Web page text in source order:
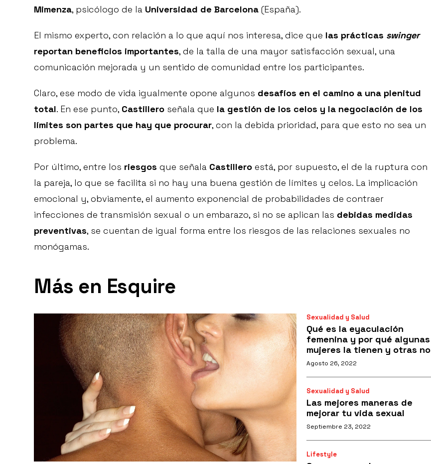
Mimenza, psicólogo de la Universidad de Barcelona (España).
El mismo experto, con relación a lo que aquí nos interesa, dice que las prácticas swinger
reportan beneficios importantes, de la talla de una mayor satisfacción sexual, una
comunicación mejorada y un sentido de comunidad entre los participantes.
Claro, ese modo de vida igualmente opone algunos desafíos en el camino a una plenitud
total. En ese punto, Castillero señala que la gestión de los celos y la negociación de los
límites son partes que hay que procurar, con la debida prioridad, para que esto no sea un
problema.
Por último, entre los riesgos que señala Castillero está, por supuesto, el de la ruptura con
la pareja, lo que se facilita si no hay una buena gestión de límites y celos. La implicación
emocional y, obviamente, el aumento exponencial de probabilidades de contraer
infecciones de transmisión sexual o un embarazo, si no se aplican las debidas medidas
preventivas, se cuentan de igual forma entre los riesgos de las relaciones sexuales no
monógamas.
Más en Esquire
Sexualidad y Salud
Qué es la eyaculación
femenina y por qué algunas
mujeres la tienen y otras no
Agosto 26, 2022
Sexualidad y Salud
Las mejores maneras de
mejorar tu vida sexual
Septiembre 23, 2022
Lifestyle